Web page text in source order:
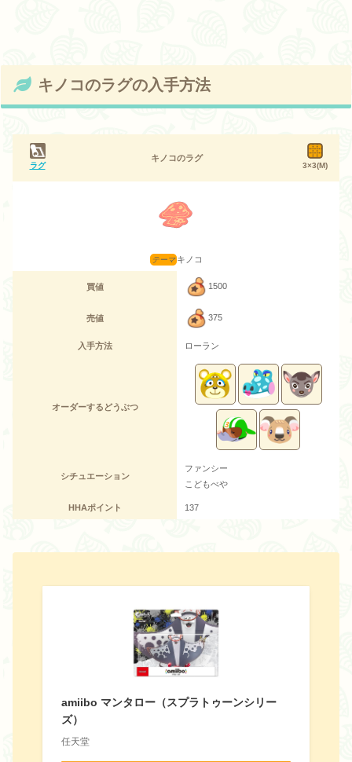
キノコのラグの入手方法
ラグ
キノコのラグ
3×3(M)
キノコ
買値 1500
売値 375
入手方法 ローラン
オーダーするどうぶつ
シチュエーション
ファンシー
こどもべや
HHAポイント 137
amiibo マンタロー（スプラトゥーンシリー
ズ）
任天堂